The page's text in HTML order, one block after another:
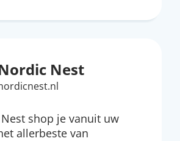
Nest
shop je vanuit uw
allerbeste van